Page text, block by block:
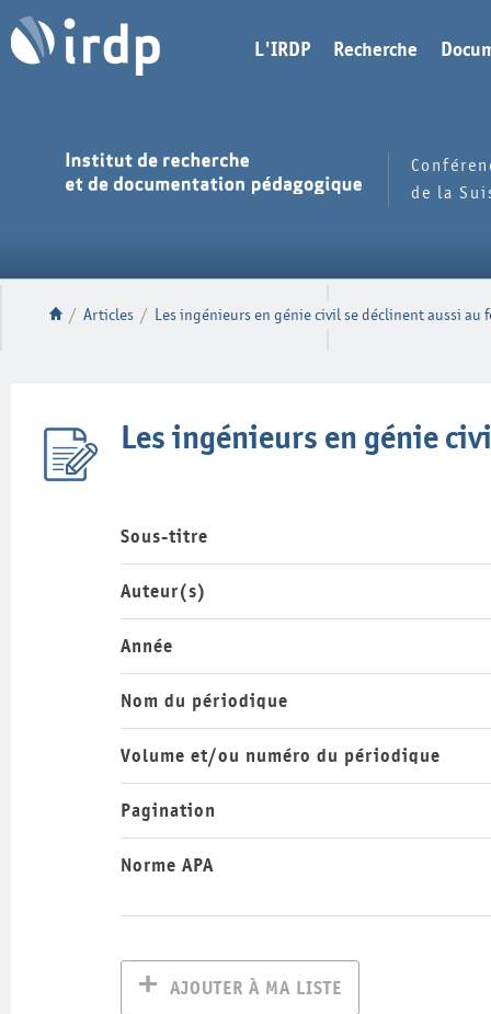
L'IRDP Recherche
de la
/ Articles / Les ingénieurs en génie civil se déclinent aussi au
Les ingénieurs en génie
Sous-titre
Auteur(s)
Année
Nom du périodique
Volume et/ou numéro du périodique
Pagination
Norme APA
AJOUTER À MA LISTE